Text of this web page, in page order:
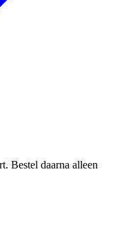
Bestel daarna alleen